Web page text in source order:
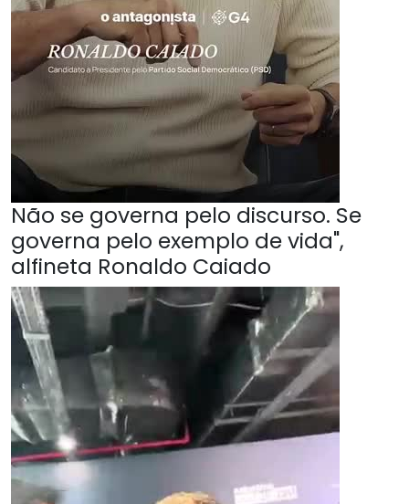
Não se governa pelo discurso. Se
governa pelo exemplo de vida",
alfineta Ronaldo Caiado